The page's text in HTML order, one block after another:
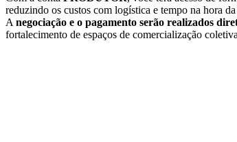
reduzindo os custos com logística e tempo na hora da
A negociação e o pagamento serão realizados
fortalecimento de espaços de comercialização